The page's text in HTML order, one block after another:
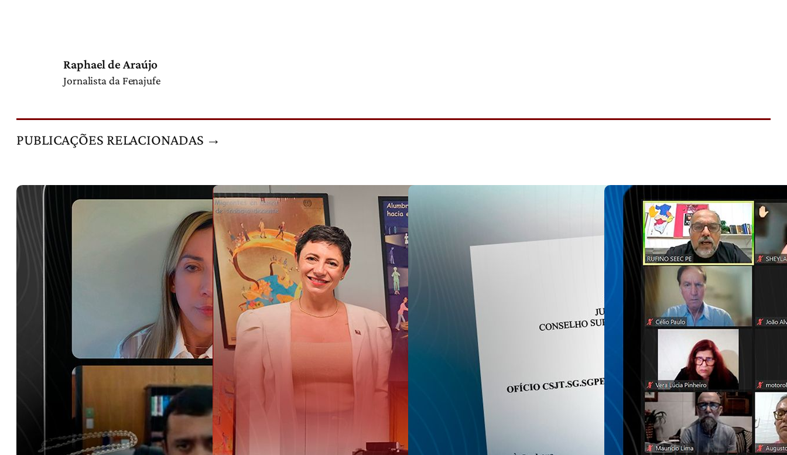
Raphael de Araújo
Jornalista da Fenajufe
PUBLICAÇÕES RELACIONADAS →